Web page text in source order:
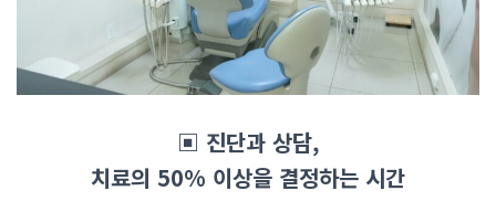
▣ 진단과 상담,
치료의 50% 이상을 결정하는 시간